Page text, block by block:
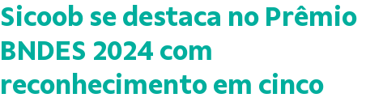
Sicoob se destaca no Prêmio
BNDES 2024 com
reconhecimento em cinco